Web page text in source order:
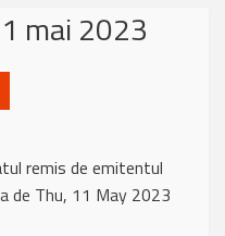
mai 2023
remis de emitentul
de Thu, 11 May 2023